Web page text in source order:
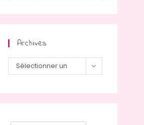
Archives
Archives
Sélectionner un